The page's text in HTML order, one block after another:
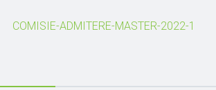
COMISIE-ADMITERE-MASTER-2022-1